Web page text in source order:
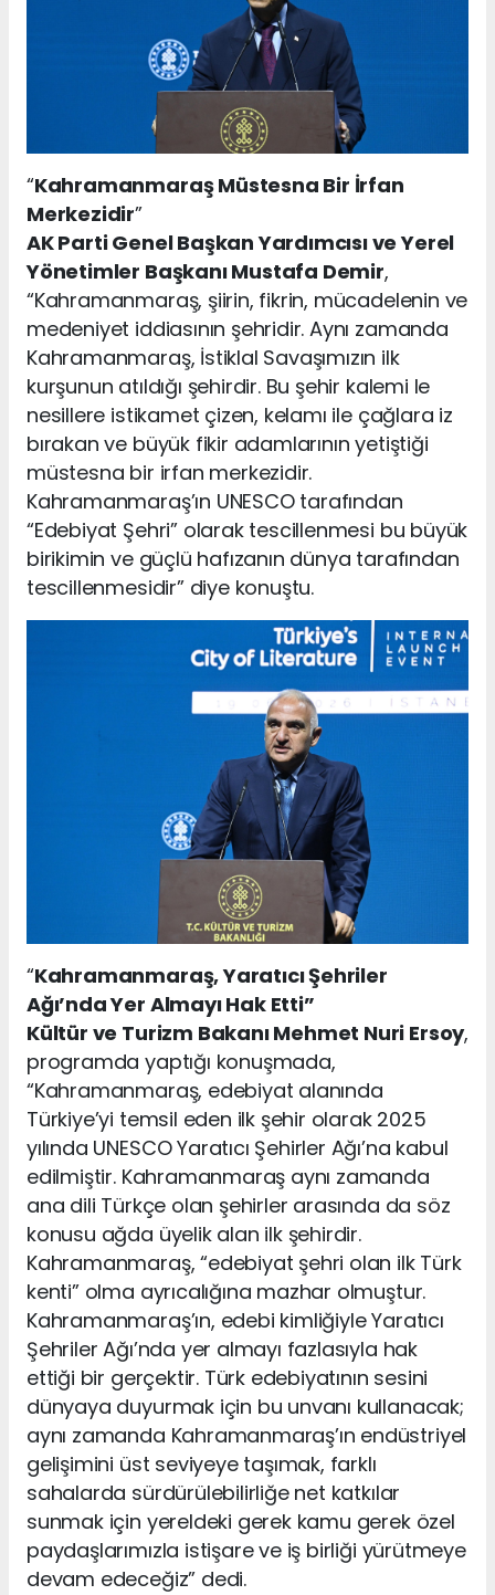
“Kahramanmaraş Müstesna Bir İrfan
Merkezidir”
AK Parti Genel Başkan Yardımcısı ve Yerel
Yönetimler Başkanı Mustafa Demir,
“Kahramanmaraş, şiirin, fikrin, mücadelenin ve
medeniyet iddiasının şehridir. Aynı zamanda
Kahramanmaraş, İstiklal Savaşımızın ilk
kurşunun atıldığı şehirdir. Bu şehir kalemi le
nesillere istikamet çizen, kelamı ile çağlara iz
bırakan ve büyük fikir adamlarının yetiştiği
müstesna bir irfan merkezidir.
Kahramanmaraş’ın UNESCO tarafından
“Edebiyat Şehri” olarak tescillenmesi bu büyük
birikimin ve güçlü hafızanın dünya tarafından
tescillenmesidir” diye konuştu.
“Kahramanmaraş, Yaratıcı Şehriler
Ağı’nda Yer Almayı Hak Etti”
Kültür ve Turizm Bakanı Mehmet Nuri Ersoy,
programda yaptığı konuşmada,
“Kahramanmaraş, edebiyat alanında
Türkiye’yi temsil eden ilk şehir olarak 2025
yılında UNESCO Yaratıcı Şehirler Ağı’na kabul
edilmiştir. Kahramanmaraş aynı zamanda
ana dili Türkçe olan şehirler arasında da söz
konusu ağda üyelik alan ilk şehirdir.
Kahramanmaraş, “edebiyat şehri olan ilk Türk
kenti” olma ayrıcalığına mazhar olmuştur.
Kahramanmaraş’ın, edebi kimliğiyle Yaratıcı
Şehriler Ağı’nda yer almayı fazlasıyla hak
ettiği bir gerçektir. Türk edebiyatının sesini
dünyaya duyurmak için bu unvanı kullanacak;
aynı zamanda Kahramanmaraş’ın endüstriyel
gelişimini üst seviyeye taşımak, farklı
sahalarda sürdürülebilirliğe net katkılar
sunmak için yereldeki gerek kamu gerek özel
paydaşlarımızla istişare ve iş birliği yürütmeye
devam edeceğiz” dedi.